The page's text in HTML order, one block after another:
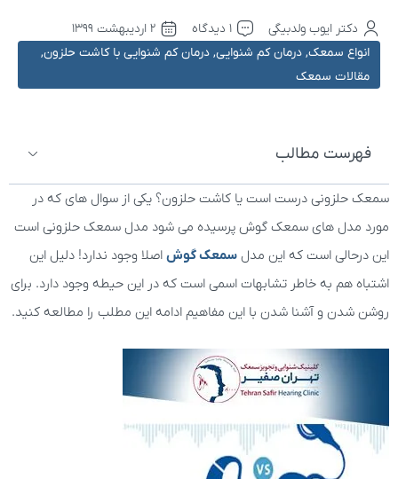
دکتر ایوب ولدبیگی 1 دیدگاه
۲ اردیبهشت ۱۳۹۹
انواع سمعک, درمان کم شنوایی, درمان کم شنوایی با کاشت حلزون,
مقالات سمعک
فهرست مطالب
سمعک حلزونی درست است یا کاشت حلزون؟ یکی از سوال های که در
مورد مدل های سمعک گوش پرسیده می شود مدل سمعک حلزونی است
این درحالی است که این مدل سمعک گوش اصلا وجود ندارد! دلیل این
اشتباه هم به خاطر تشابهات اسمی است که در این حیطه وجود دارد. برای
روشن شدن و آشنا شدن با این مفاهیم ادامه این مطلب را مطالعه کنید.